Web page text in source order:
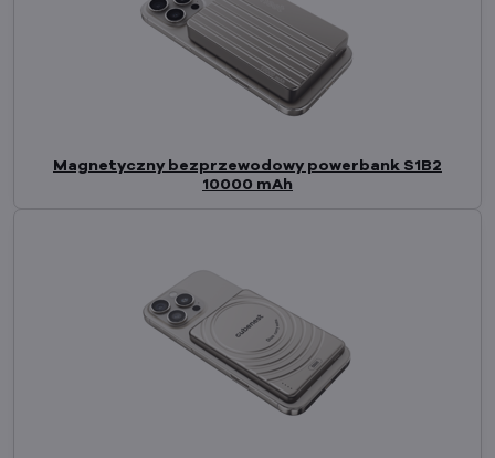
Magnetyczny bezprzewodowy powerbank S1B2
10000 mAh